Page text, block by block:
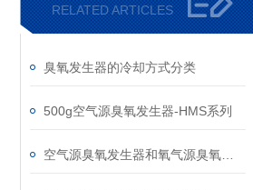
RELATED ARTICLES
臭氧发生器的冷却方式分类
500g空气源臭氧发生器-HMS系列